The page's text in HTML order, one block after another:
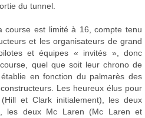
du tunnel.
course est limité à 16, compte tenu
et les organisateurs de grand
et équipes « invités », donc
quel que soit leur chrono de
en fonction du palmarès des
Les heureux élus pour
et Clark initialement), les deux
les deux Mc Laren (Mc Laren et